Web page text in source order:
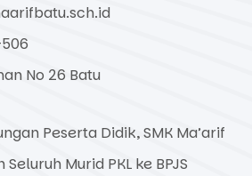
No 26 Batu
Peserta Didik, SMK Ma’arif
Murid PKL ke BPJS